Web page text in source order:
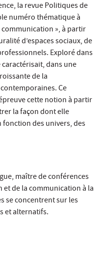
la revue Politiques de
numéro thématique à
communication », à partir
d’espaces sociaux, de
Exploré dans
caractérisait, dans une
de la
Ce
cette notion à partir
la façon dont elle
fonction des univers, des
maître de conférences
de la communication à la
se concentrent sur les
et alternatifs.